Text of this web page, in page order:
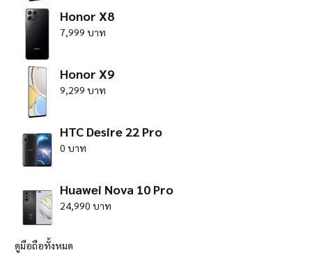
Honor X8
7,999 บาท
Honor X9
9,299 บาท
HTC Desire 22 Pro
0 บาท
Huawei Nova 10 Pro
24,990 บาท
ดูมือถือทั้งหมด